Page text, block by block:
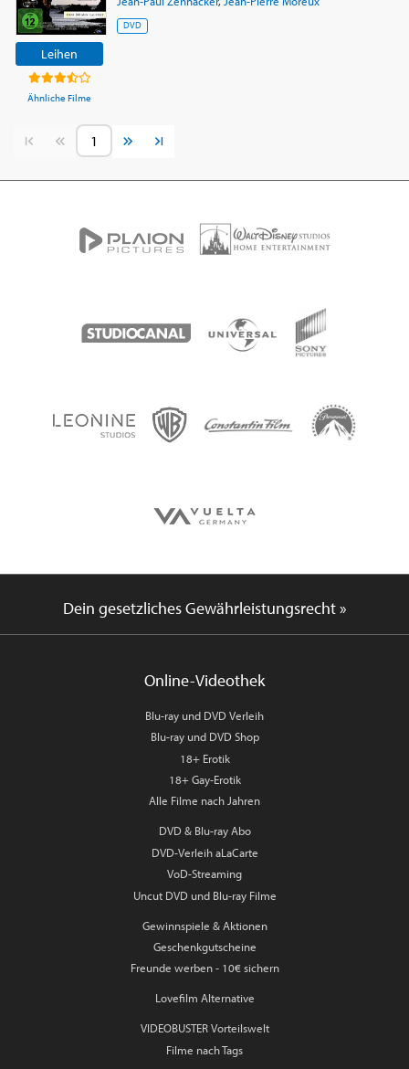
Leihen
Ähnliche Filme
DVD
Vorherige SeiteNächste Seite
Dein gesetzliches Gewährleistungsrecht »
Online-Videothek
Blu-ray und DVD Verleih
Blu-ray und DVD Shop
18+ Erotik
18+ Gay-Erotik
Alle Filme nach Jahren
DVD & Blu-ray Abo
DVD-Verleih aLaCarte
VoD-Streaming
Uncut DVD und Blu-ray Filme
Gewinnspiele & Aktionen
Geschenkgutscheine
Freunde werben - 10€ sichern
Lovefilm Alternative
VIDEOBUSTER Vorteilswelt
Filme nach Tags